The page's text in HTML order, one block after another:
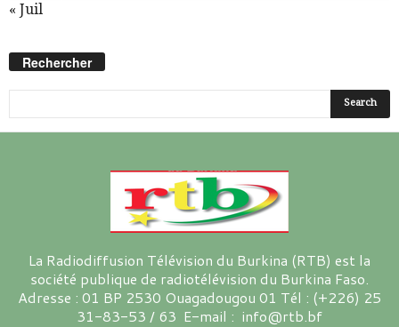
« Juil
Rechercher
La Radiodiffusion Télévision du Burkina (RTB) est la
société publique de radiotélévision du Burkina Faso.
Adresse : 01 BP 2530 Ouagadougou 01 Tél : (+226) 25
31-83-53 / 63 E-mail : info@rtb.bf